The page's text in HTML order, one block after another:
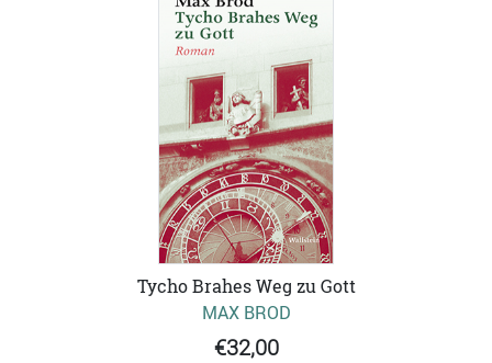
Tycho Brahes Weg zu Gott
MAX BROD
€32,00